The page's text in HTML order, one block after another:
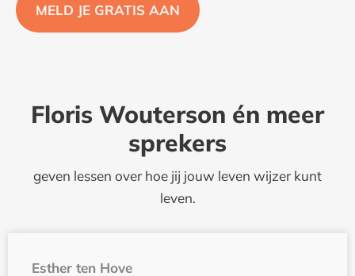
MELD JE GRATIS AAN
Floris Wouterson én meer
sprekers
geven lessen over hoe jij jouw leven wijzer kunt
leven.
Esther ten Hove